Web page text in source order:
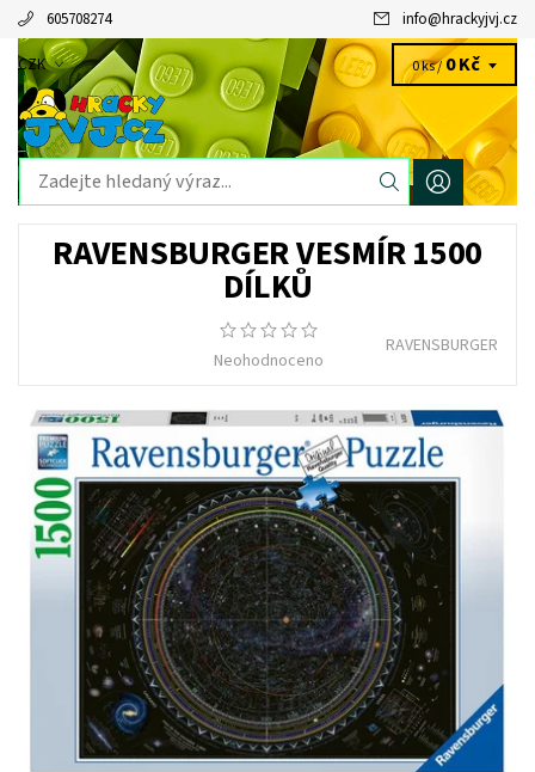
605708274 info@hrackyjvj.cz
CZK 0 ks /0 Kč
RAVENSBURGER VESMÍR 1500
DÍLKŮ
Neohodnoceno
RAVENSBURGER